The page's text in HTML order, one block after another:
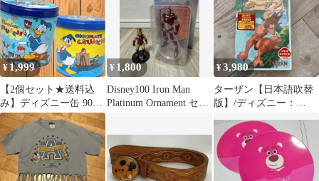
¥1,999
【2個セット★送料込
み】ディズニー缶 90年
代 ドナルド 缶 まとめ
売り TDL
¥ 1,800
Disney100 Iron Man
Platinum Ornament セッ
¥3,980
ターザン【日本語吹替
版】/ディズニー：